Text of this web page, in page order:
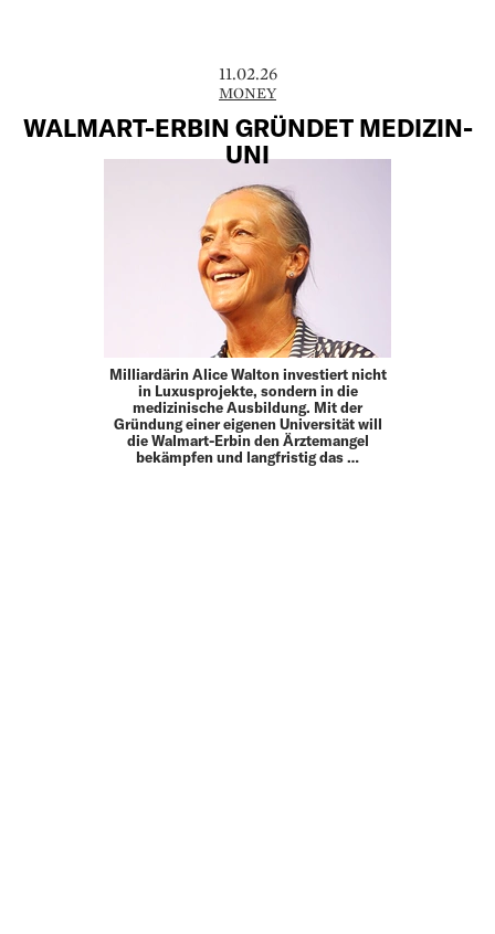
11.02.26
MONEY
WALMART-ERBIN GRÜNDET MEDIZIN-
UNI
Milliardärin Alice Walton investiert nicht
in Luxusprojekte, sondern in die
medizinische Ausbildung. Mit der
Gründung einer eigenen Universität will
die Walmart-Erbin den Ärztemangel
bekämpfen und langfristig das …